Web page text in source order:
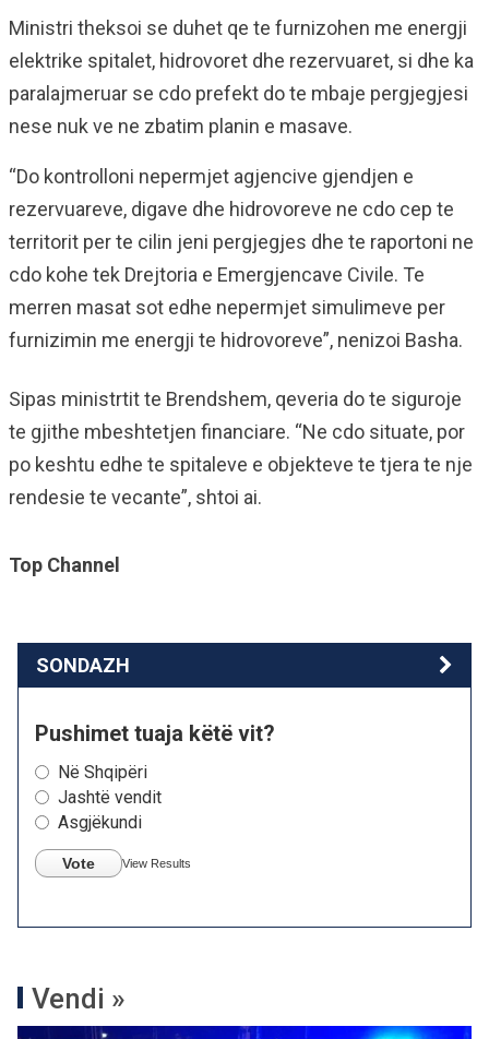
Ministri theksoi se duhet qe te furnizohen me energji
elektrike spitalet, hidrovoret dhe rezervuaret, si dhe ka
paralajmeruar se cdo prefekt do te mbaje pergjegjesi
nese nuk ve ne zbatim planin e masave.
“Do kontrolloni nepermjet agjencive gjendjen e
rezervuareve, digave dhe hidrovoreve ne cdo cep te
territorit per te cilin jeni pergjegjes dhe te raportoni ne
cdo kohe tek Drejtoria e Emergjencave Civile. Te
merren masat sot edhe nepermjet simulimeve per
furnizimin me energji te hidrovoreve”, nenizoi Basha.
Sipas ministrtit te Brendshem, qeveria do te siguroje
te gjithe mbeshtetjen financiare. “Ne cdo situate, por
po keshtu edhe te spitaleve e objekteve te tjera te nje
rendesie te vecante”, shtoi ai.
Top Channel
SONDAZH
Pushimet tuaja këtë vit?
Në Shqipëri
Jashtë vendit
Asgjëkundi
Vote View Results
Vendi »